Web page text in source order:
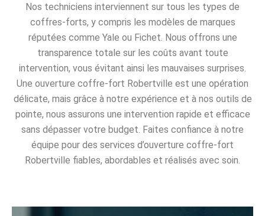
Nos techniciens interviennent sur tous les types de
coffres-forts, y compris les modèles de marques
réputées comme Yale ou Fichet. Nous offrons une
transparence totale sur les coûts avant toute
intervention, vous évitant ainsi les mauvaises surprises.
Une ouverture coffre-fort Robertville est une opération
délicate, mais grâce à notre expérience et à nos outils de
pointe, nous assurons une intervention rapide et efficace
sans dépasser votre budget. Faites confiance à notre
équipe pour des services d’ouverture coffre-fort
Robertville fiables, abordables et réalisés avec soin.